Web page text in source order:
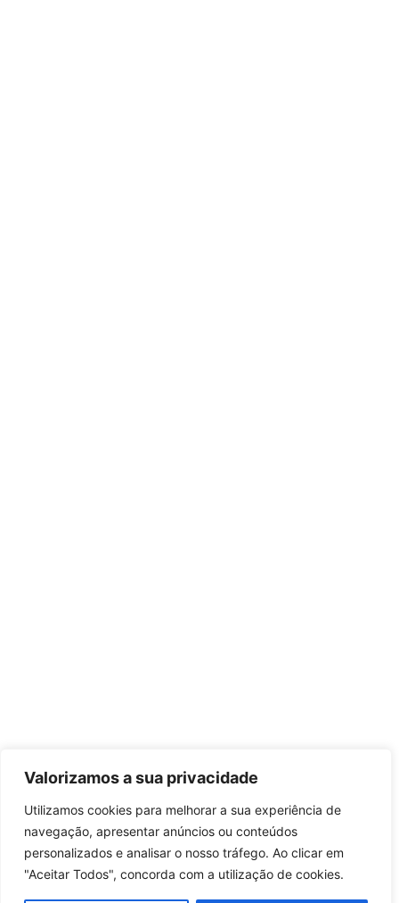
Valorizamos a sua privacidade
Utilizamos cookies para melhorar a sua experiência de
navegação, apresentar anúncios ou conteúdos
personalizados e analisar o nosso tráfego. Ao clicar em
"Aceitar Todos", concorda com a utilização de cookies.